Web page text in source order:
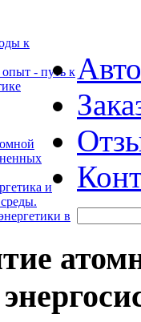
к
- путь к
и
в